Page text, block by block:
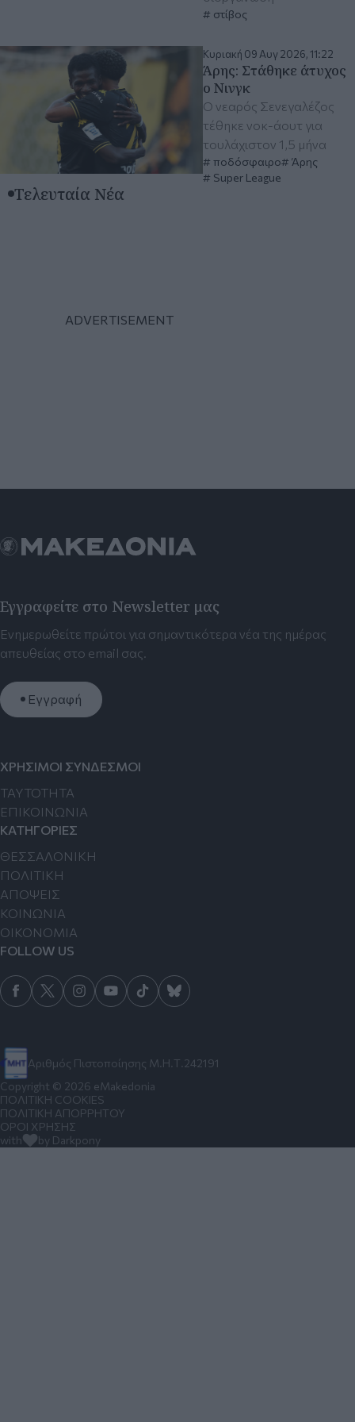
στίβος
Κυριακή 09 Αυγ 2026, 11:22
Άρης: Στάθηκε άτυχος
ο Νινγκ
Ο νεαρός Σενεγαλέζος
τέθηκε νοκ-άουτ για
τουλάχιστον 1,5 μήνα
ποδόσφαιρο
Άρης
Super League
Τελευταία Νέα
Εγγραφείτε στο Newsletter μας
Ενημερωθείτε πρώτοι για σημαντικότερα νέα της ημέρας
απευθείας στο email σας.
Εγγραφή
Αριθμός Πιστοποίησης Μ.Η.Τ.242191
ΧΡΗΣΙΜΟΙ ΣΥΝΔΕΣΜΟΙ
TAYTOTHTA
ΕΠΙΚΟΙΝΩΝΙΑ
ΚΑΤΗΓΟΡΙΕΣ
ΘΕΣΣΑΛΟΝΙΚΗ
ΠΟΛΙΤΙΚΗ
ΑΠΟΨΕΙΣ
ΚΟΙΝΩΝΙΑ
ΟΙΚΟΝΟΜΙΑ
FOLLOW US
Copyright © 2026 eMakedonia
ΠΟΛΙΤΙΚΗ COOKIES
ΠΟΛΙΤΙΚΗ ΑΠΟΡΡΗΤΟΥ
ΟΡΟΙ ΧΡΗΣΗΣ
with
by Darkpony